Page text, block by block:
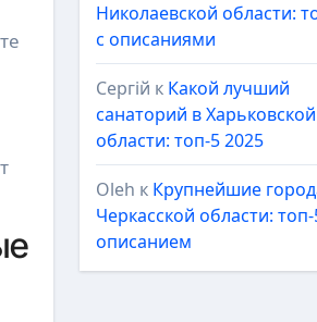
Николаевской области:
с описаниями
Сергій к Какой лучший
санаторий в Харьковской
области: топ-5 2025
Oleh к Крупнейшие
Черкасской области: топ-
описанием